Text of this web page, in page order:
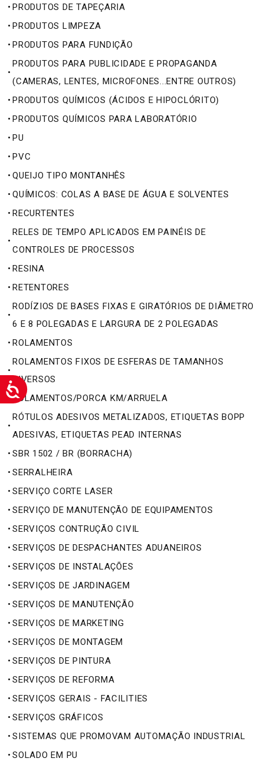
• PRODUTOS DE TAPEÇARIA
• PRODUTOS LIMPEZA
• PRODUTOS PARA FUNDIÇÃO
•
PRODUTOS PARA PUBLICIDADE E PROPAGANDA
(CAMERAS, LENTES, MICROFONES...ENTRE OUTROS)
• PRODUTOS QUÍMICOS (ÁCIDOS E HIPOCLÓRITO)
• PRODUTOS QUÍMICOS PARA LABORATÓRIO
• PU
• PVC
• QUEIJO TIPO MONTANHÊS
• QUÍMICOS: COLAS A BASE DE ÁGUA E SOLVENTES
• RECURTENTES
•
RELES DE TEMPO APLICADOS EM PAINÉIS DE
CONTROLES DE PROCESSOS
• RESINA
• RETENTORES
•
RODÍZIOS DE BASES FIXAS E GIRATÓRIOS DE DIÂMETRO
6 E 8 POLEGADAS E LARGURA DE 2 POLEGADAS
• ROLAMENTOS
•
ROLAMENTOS FIXOS DE ESFERAS DE TAMANHOS
DIVERSOS
•ROLAMENTOS/PORCA KM/ARRUELA
•
RÓTULOS ADESIVOS METALIZADOS, ETIQUETAS BOPP
ADESIVAS, ETIQUETAS PEAD INTERNAS
• SBR 1502 / BR (BORRACHA)
• SERRALHEIRA
• SERVIÇO CORTE LASER
• SERVIÇO DE MANUTENÇÃO DE EQUIPAMENTOS
• SERVIÇOS CONTRUÇÃO CIVIL
• SERVIÇOS DE DESPACHANTES ADUANEIROS
• SERVIÇOS DE INSTALAÇÕES
• SERVIÇOS DE JARDINAGEM
• SERVIÇOS DE MANUTENÇÃO
• SERVIÇOS DE MARKETING
• SERVIÇOS DE MONTAGEM
• SERVIÇOS DE PINTURA
• SERVIÇOS DE REFORMA
• SERVIÇOS GERAIS - FACILITIES
• SERVIÇOS GRÁFICOS
• SISTEMAS QUE PROMOVAM AUTOMAÇÃO INDUSTRIAL
• SOLADO EM PU